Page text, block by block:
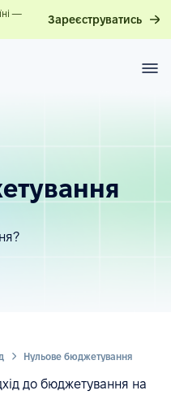
—
Зареєструватись
Нульове бюджетування
до бюджетування на